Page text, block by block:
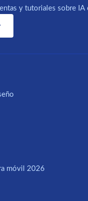
y tutoriales sobre
móvil 2026